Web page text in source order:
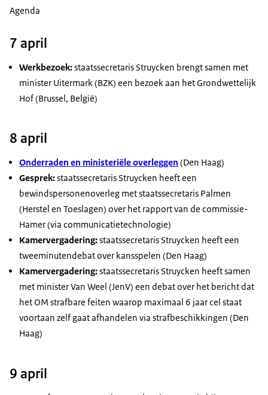
Agenda
7 april
Werkbezoek:staatssecretaris Struycken brengt samen met
minister Uitermark (BZK) een bezoek aan het Grondwettelijk
Hof (Brussel, België)
8 april
Onderraden en ministeriële overleggen (Den Haag)
Gesprek:staatssecretaris Struycken heeft een
bewindspersonenoverleg met staatssecretaris Palmen
(Herstel en Toeslagen) over het rapport van de commissie-
Hamer (via communicatietechnologie)
Kamervergadering:staatssecretaris Struycken heeft een
tweeminutendebat over kansspelen (Den Haag)
Kamervergadering:staatssecretaris Struycken heeft samen
met minister Van Weel (JenV) een debat over het bericht dat
het OM strafbare feiten waarop maximaal 6 jaar cel staat
voortaan zelf gaat afhandelen via strafbeschikkingen (Den
Haag)
9 april